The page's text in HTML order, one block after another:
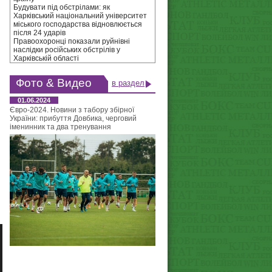
Будувати під обстрілами: як
Харківський національний університет
міського господарства відновлюється
після 24 ударів
Правоохоронці показали руйнівні
наслідки російських обстрілів у
Харківській області
Фото & Видео в раздел
01.06.2024
Євро-2024. Новини з табору збірної
України: прибуття Довбика, черговий
іменинник та два тренування